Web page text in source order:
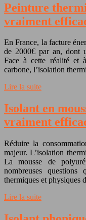
Peinture
vraiment
En France, la facture
de 2000€ par an, dont
Face à cette réalité et
carbone, l’isolation
Lire la suite
Isolant en
vraiment
Réduire la
majeur. L’isolation
La mousse de
nombreuses
thermiques et physiques
Lire la suite